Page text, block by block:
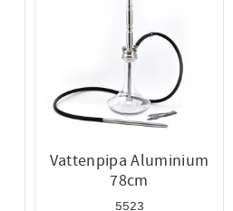
Vattenpipa Aluminium
78cm
5523